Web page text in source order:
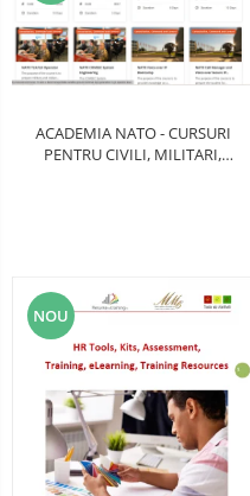
ACADEMIA NATO - CURSURI
PENTRU CIVILI, MILITARI,
NOU